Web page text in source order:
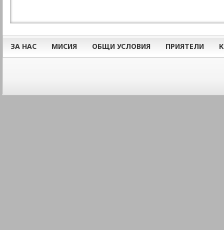
ЗА НАС МИСИЯ ОБЩИ УСЛОВИЯ ПРИЯТЕЛИ